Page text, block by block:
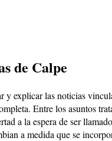
de Calpe
explicar las noticias
Entre los asuntos
a la espera de ser
a medida que se